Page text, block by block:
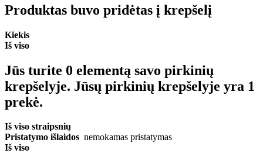
Produktas buvo pridėtas į krepšelį
Kiekis
Iš viso
Jūs turite 0 elementą savo pirkinių
krepšelyje. Jūsų pirkinių krepšelyje yra 1
prekė.
Iš viso straipsnių
Pristatymo išlaidos nemokamas pristatymas
Iš viso